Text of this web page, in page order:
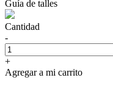
Guía de talles
Cantidad
-
+
Agregar a mi carrito